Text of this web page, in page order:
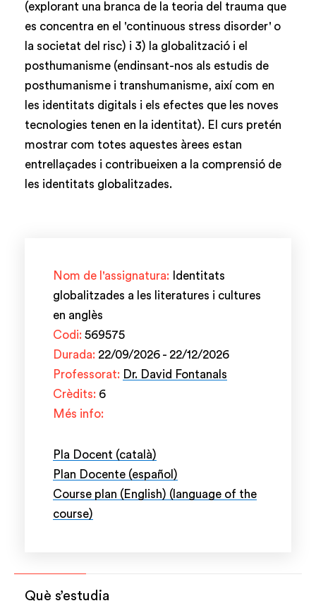
(explorant una branca de la teoria del trauma que
es concentra en el 'continuous stress disorder' o
la societat del risc) i 3) la globalització i el
posthumanisme (endinsant-nos als estudis de
posthumanisme i transhumanisme, així com en
les identitats digitals i els efectes que les noves
tecnologies tenen en la identitat). El curs pretén
mostrar com totes aquestes àrees estan
entrellaçades i contribueixen a la comprensió de
les identitats globalitzades.
Nom de l'assignatura: Identitats
globalitzades a les literatures i cultures
en anglès
Codi: 569575
Durada: 22/09/2026 - 22/12/2026
Professorat: Dr. David Fontanals
Crèdits: 6
Més info:
Pla Docent (català)
Plan Docente (español)
Course plan (English) (language of the
course)
Què s’estudia